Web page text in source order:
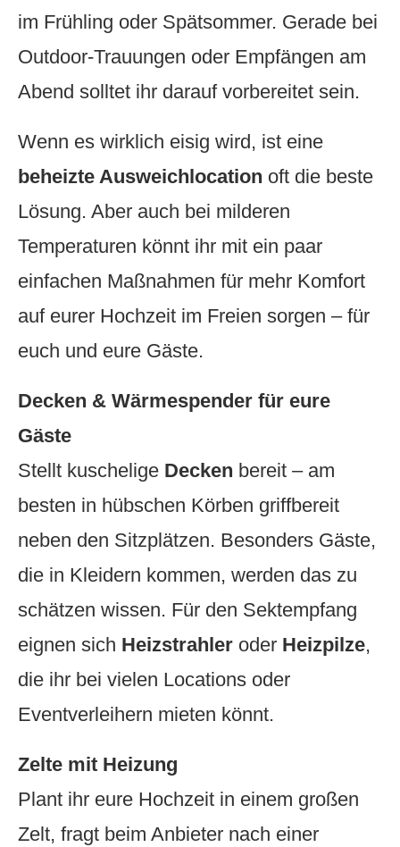
im Frühling oder Spätsommer. Gerade bei
Outdoor-Trauungen oder Empfängen am
Abend solltet ihr darauf vorbereitet sein.
Wenn es wirklich eisig wird, ist eine
beheizte Ausweichlocation oft die beste
Lösung. Aber auch bei milderen
Temperaturen könnt ihr mit ein paar
einfachen Maßnahmen für mehr Komfort
auf eurer Hochzeit im Freien sorgen – für
euch und eure Gäste.
Decken & Wärmespender für eure
Gäste
Stellt kuschelige Decken bereit – am
besten in hübschen Körben griffbereit
neben den Sitzplätzen. Besonders Gäste,
die in Kleidern kommen, werden das zu
schätzen wissen. Für den Sektempfang
eignen sich Heizstrahler oder Heizpilze,
die ihr bei vielen Locations oder
Eventverleihern mieten könnt.
Zelte mit Heizung
Plant ihr eure Hochzeit in einem großen
Zelt, fragt beim Anbieter nach einer